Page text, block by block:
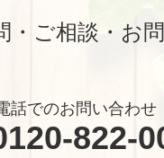
・ご相談・お
話でのお問い合わせ
822-